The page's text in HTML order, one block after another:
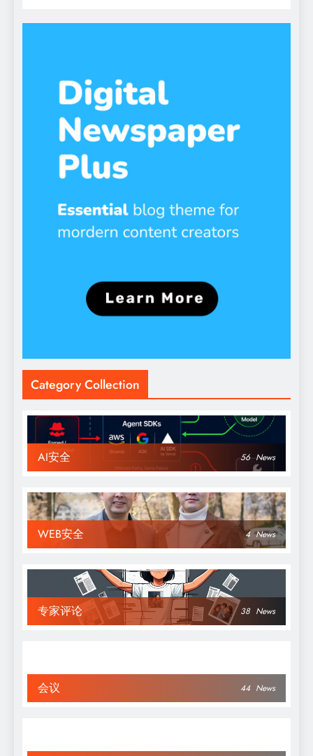
Category Collection
AI安全 56 News
WEB安全 4 News
专家评论 38 News
会议 44 News